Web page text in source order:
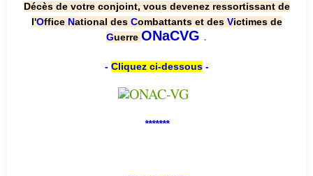
Décès de votre conjoint, vous devenez ressortissant de
l'Office National des Combattants et des Victimes de
Guerre ONaCVG .
- Cliquez ci-dessous-
*******